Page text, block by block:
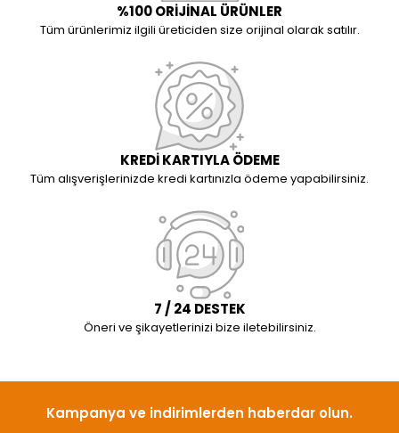
%100 ORİJİNAL ÜRÜNLER
Tüm ürünlerimiz ilgili üreticiden size orijinal olarak satılır.
KREDİ KARTIYLA ÖDEME
Tüm alışverişlerinizde kredi kartınızla ödeme yapabilirsiniz.
7 / 24 DESTEK
Öneri ve şikayetlerinizi bize iletebilirsiniz.
Kampanya ve indirimlerden haberdar olun.